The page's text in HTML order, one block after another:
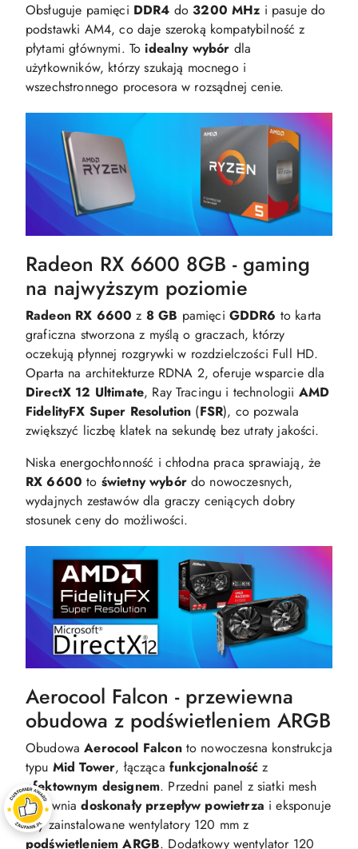
Obsługuje pamięci DDR4 do3200 MHz i pasuje do
podstawki AM4, co daje szeroką kompatybilność z
płytami głównymi. Toidealny wybór dla
użytkowników, którzy szukają mocnego i
wszechstronnego procesora w rozsądnej cenie.
Radeon RX 6600 8GB - gaming
na najwyższym poziomie
Radeon RX 6600z 8 GB pamięci GDDR6 to karta
graficzna stworzona z myślą o graczach, którzy
oczekują płynnej rozgrywki w rozdzielczości Full HD.
Oparta na architekturze RDNA 2, oferuje wsparcie dla
DirectX 12 Ultimate, Ray Tracingu i technologii AMD
FidelityFX Super Resolution (FSR), co pozwala
zwiększyć liczbę klatek na sekundę bez utraty jakości.
Niska energochłonność i chłodna praca sprawiają, że
RX 6600to świetny wybórdo nowoczesnych,
wydajnych zestawów dla graczy ceniących dobry
stosunek ceny do możliwości.
Aerocool Falcon - przewiewna
obudowa z podświetleniem ARGB
ObudowaAerocool Falcon to nowoczesna konstrukcja
typu Mid Tower, łącząca funkcjonalnośćz
efektownym designem. Przedni panel z siatki mesh
zapewniadoskonały przepływ powietrza i eksponuje
trzy zainstalowane wentylatory 120 mm z
podświetleniem ARGB. Dodatkowy wentylator 120